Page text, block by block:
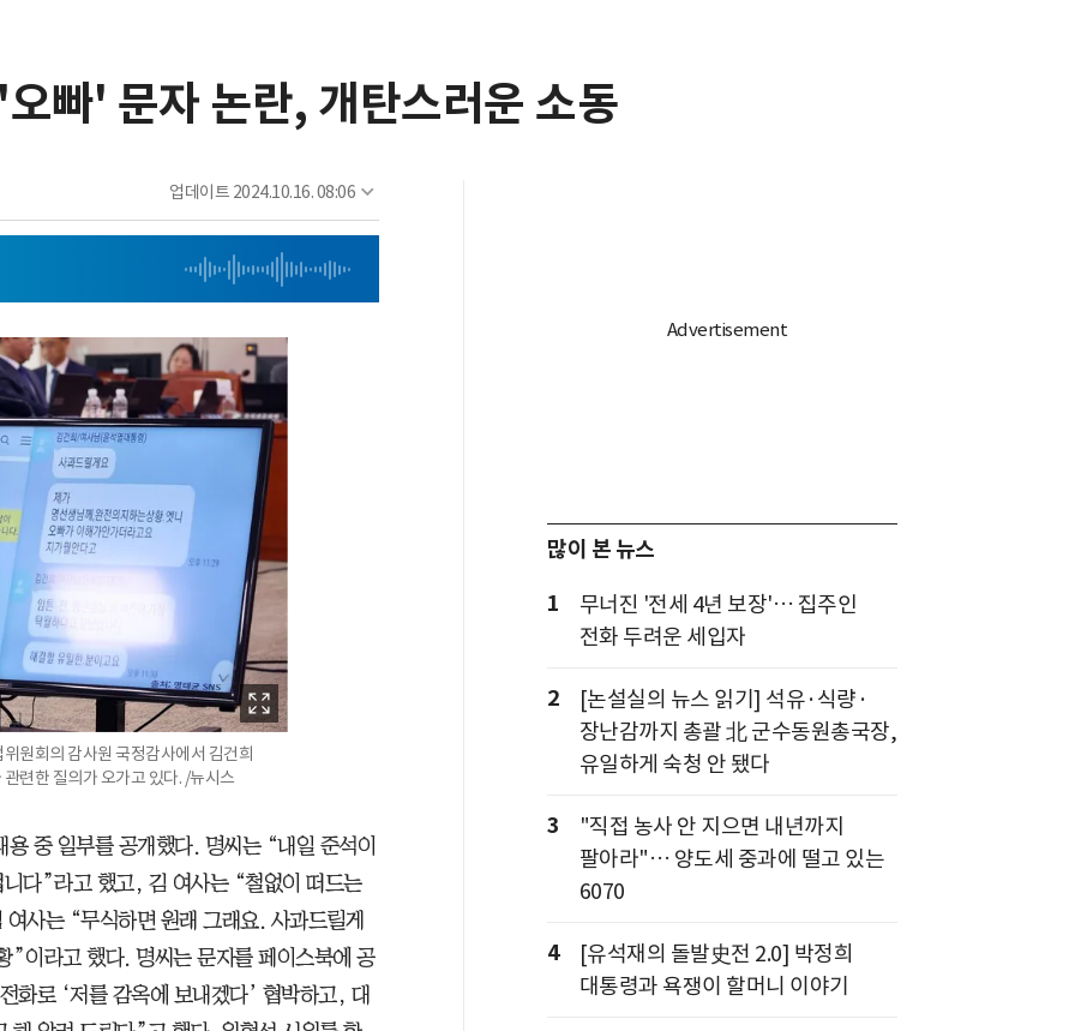
빠' 문자 논란, 개탄스러운 소동
업데이트 2024.10.16. 08:06
원회의 감사원 국정감사에서 김건희
련한 질의가 오가고 있다. /뉴시스
중 일부를 공개했다. 명씨는 “내일 준석이
다”라고 했고, 김 여사는 “철없이 떠드는
사는 “무식하면 원래 그래요. 사과드릴게
”이라고 했다. 명씨는 문자를 페이스북에 공
화로 ‘저를 감옥에 보내겠다’ 협박하고, 대
많이 본 뉴스
1
무너진 '전세 4년 보장'… 집주인
전화 두려운 세입자
2
[논설실의 뉴스 읽기] 석유·식량·
장난감까지 총괄 北 군수동원총국장,
유일하게 숙청 안 됐다
3
"직접 농사 안 지으면 내년까지
팔아라"… 양도세 중과에 떨고 있는
6070
4
[유석재의 돌발史전 2.0] 박정희
대통령과 욕쟁이 할머니 이야기